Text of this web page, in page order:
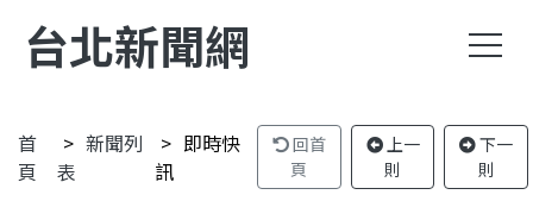
台北新聞網
首
頁
新聞列
表
即時快
訊
回首
頁
上一
則
下一
則